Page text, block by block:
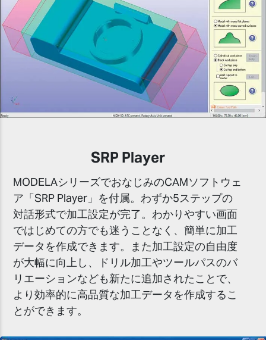
SRP Player
MODELAシリーズでおなじみのCAMソフトウェ
ア「SRP Player」を付属。わずか5ステップの
対話形式で加工設定が完了。わかりやすい画面
ではじめての方でも迷うことなく、簡単に加工
データを作成できます。また加工設定の自由度
が大幅に向上し、ドリル加工やツールパスのバ
リエーションなども新たに追加されたことで、
より効率的に高品質な加工データを作成するこ
とができます。